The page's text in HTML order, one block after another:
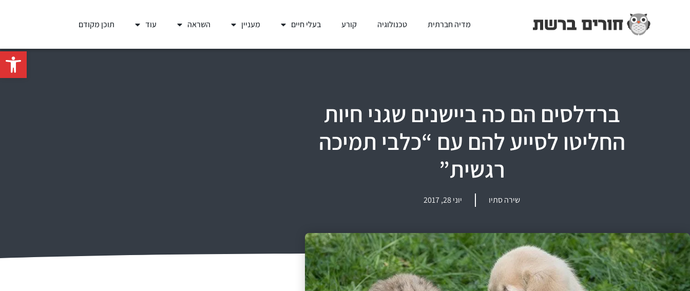
פתח
מדיה חברתית טכנולוגיה קורע בעלי חיים מעניין השראה עוד תוכן מקודם
ברדלסים הם כה ביישנים שגני חיות
החליטו לסייע להם עם “כלבי תמיכה
רגשית”
שירה סתיו יוני 28, 2017